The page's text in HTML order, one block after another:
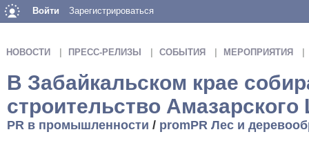
Войти Зарегистрироваться
НОВОСТИ ПРЕСС-РЕЛИЗЫ СОБЫТИЯ МЕРОПРИЯТИЯ
В Забайкальском крае
строительство
PR в промышленности / promPR Лес и